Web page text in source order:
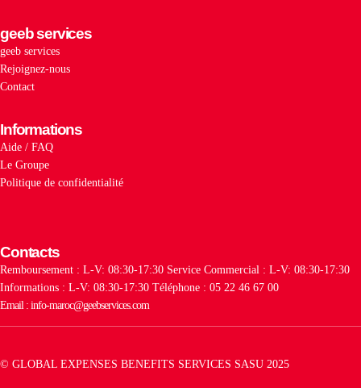
geeb services
geeb services
Rejoignez-nous
Contact
Informations
Aide / FAQ
Le Groupe
Politique de confidentialité
Contacts
Remboursement : L-V: 08:30-17:30 Service Commercial : L-V: 08:30-17:30
Informations : L-V: 08:30-17:30 Téléphone : 05 22 46 67 00
Email : info-maroc@geebservices.com
© GLOBAL EXPENSES BENEFITS SERVICES SASU 2025